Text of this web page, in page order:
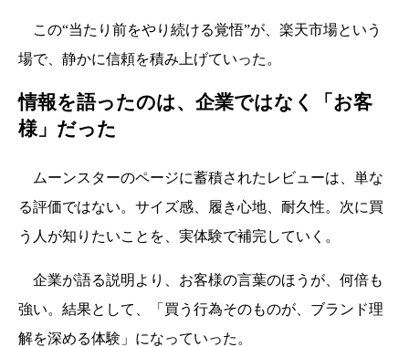
この“当たり前をやり続ける覚悟”が、楽天市場という
場で、静かに信頼を積み上げていった。
情報を語ったのは、企業ではなく「お客
様」だった
ムーンスターのページに蓄積されたレビューは、単な
る評価ではない。サイズ感、履き心地、耐久性。次に買
う人が知りたいことを、実体験で補完していく。
企業が語る説明より、お客様の言葉のほうが、何倍も
強い。結果として、「買う行為そのものが、ブランド理
解を深める体験」になっていった。